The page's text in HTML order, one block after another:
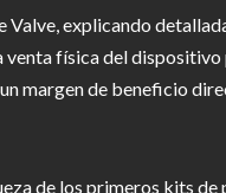
explicando
física del
margen de beneficio
de los primeros kits de